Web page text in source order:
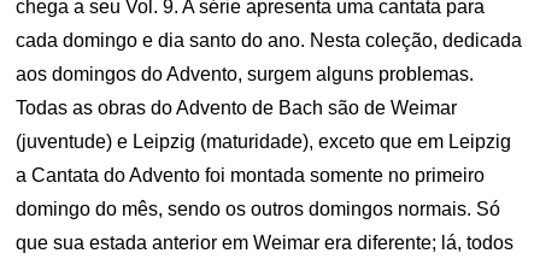
chega a seu Vol. 9. A série apresenta uma cantata para
cada domingo e dia santo do ano. Nesta coleção, dedicada
aos domingos do Advento, surgem alguns problemas.
Todas as obras do Advento de Bach são de Weimar
(juventude) e Leipzig (maturidade), exceto que em Leipzig
a Cantata do Advento foi montada somente no primeiro
domingo do mês, sendo os outros domingos normais. Só
que sua estada anterior em Weimar era diferente; lá, todos